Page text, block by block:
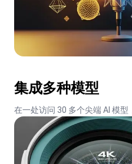
集成多种模型
在一处访问 30 多个尖端 AI 模型